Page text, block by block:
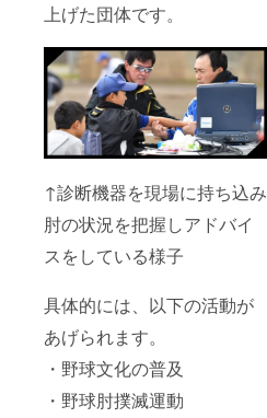
上げた団体です。
↑診断機器を現場に持ち込み
肘の状況を把握しアドバイ
スをしている様子
具体的には、以下の活動が
あげられます。
・野球文化の普及
・野球肘撲滅運動